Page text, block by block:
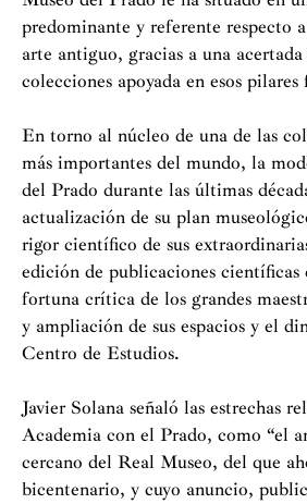
realizado resumiendo cuatro
que visualizan para el gran público
gestión de dirección científica y
El programa de exposiciones, 2º
publicaciones, 3º Los talleres de
conservación y 4º La Biblioteca y
Estudios. Evidentemente esta
la propia colección del Museo, que
no tiene parangón en el mundo,
principales maestros de la pintura
representados con un elevado
también su gabinete de dibujos y la
mundial. E inclusoen las últimas
asumido la responsabilidad de
notablemente mediante una
adquisiciones y aceptación de
predominante y referente respecto
arte antiguo, gracias a una acertada
colecciones apoyada en esos
En torno al núcleo de una de las
más importantes del mundo, la
del Prado durante las últimas
actualización de su plan
rigor científico de sus
edición de publicaciones científicas
fortuna crítica de los grandes
y ampliación de sus espacios y el
Centro de Estudios.
Javier Solana señaló las estrechas
Academia con el Prado, como “el
cercano del Real Museo, del que
bicentenario, y cuyo anuncio,